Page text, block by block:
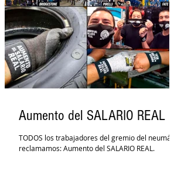
Aumento del SALARIO REAL
TODOS los trabajadores del gremio del neumático
reclamamos: Aumento del SALARIO REAL.